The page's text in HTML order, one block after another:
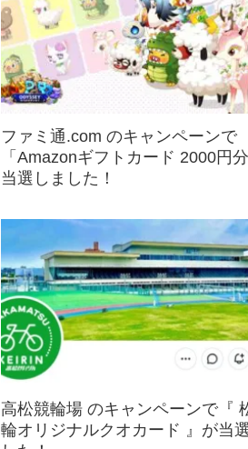
ファミ通.com のキャンペーンで
「Amazonギフトカード 2000円
当選しました！
高松競輪場 のキャンペーンで『
輪オリジナルクオカード 』が当